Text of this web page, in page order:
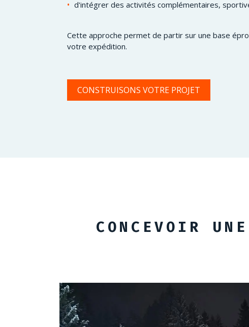
d'intégrer des activités complémentaires,
Cette approche permet de partir sur une base
votre expédition.
CONSTRUISONS VOTRE PROJET
CONCEVOIR